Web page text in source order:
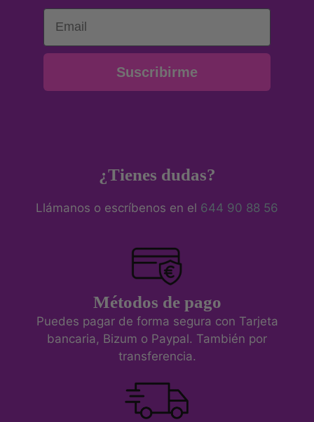
Email
Suscribirme
¿Tienes dudas?
Llámanos o escríbenos en el 644 90 88 56
Métodos de pago
Puedes pagar de forma segura con Tarjeta
bancaria, Bizum o Paypal. También por
transferencia.